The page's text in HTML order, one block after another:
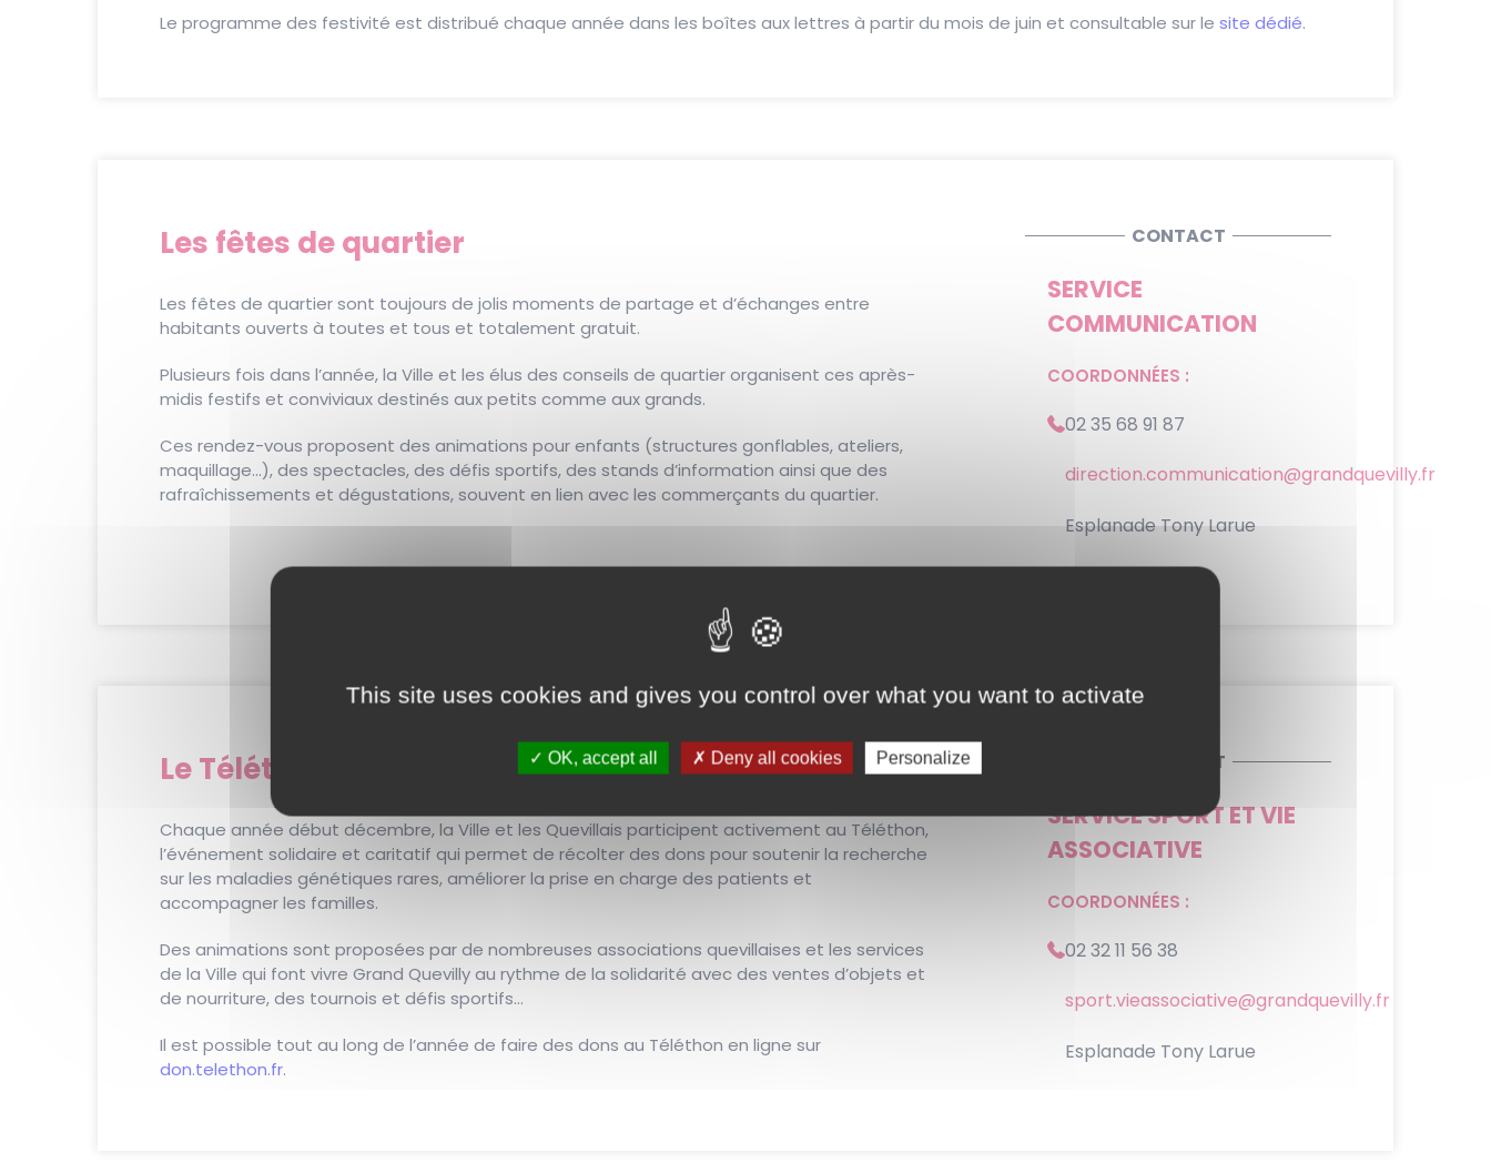
Le programme des festivité est distribué chaque année dans les boîtes aux lettres à partir du mois de juin et consultable sur le site dédié.
Les fêtes de quartier
Les fêtes de quartier sont toujours de jolis moments de partage et d’échanges entre
habitants ouverts à toutes et tous et totalement gratuit.
Plusieurs fois dans l’année, la Ville et les élus des conseils de quartier organisent ces après-
midis festifs et conviviaux destinés aux petits comme aux grands.
Ces rendez-vous proposent des animations pour enfants (structures gonflables, ateliers,
maquillage…), des spectacles, des défis sportifs, des stands d’information ainsi que des
rafraîchissements et dégustations, souvent en lien avec les commerçants du quartier.
CONTACT
SERVICE
COMMUNICATION
COORDONNÉES :
02 35 68 91 87
direction.communication@grandquevilly.fr
Esplanade Tony Larue
Le Téléthon
Chaque année début décembre, la Ville et les Quevillais participent activement au Téléthon,
l’événement solidaire et caritatif qui permet de récolter des dons pour soutenir la recherche
sur les maladies génétiques rares, améliorer la prise en charge des patients et
accompagner les familles.
Des animations sont proposées par de nombreuses associations quevillaises et les services
de la Ville qui font vivre Grand Quevilly au rythme de la solidarité avec des ventes d’objets et
de nourriture, des tournois et défis sportifs…
Il est possible tout au long de l’année de faire des dons au Téléthon en ligne sur
don.telethon.fr.
CONTACT
SERVICE SPORT ET VIE
ASSOCIATIVE
COORDONNÉES :
02 32 11 56 38
sport.vieassociative@grandquevilly.fr
Esplanade Tony Larue
This site uses cookies and gives you control over what you want to activate
OK, accept all Deny all cookies Personalize